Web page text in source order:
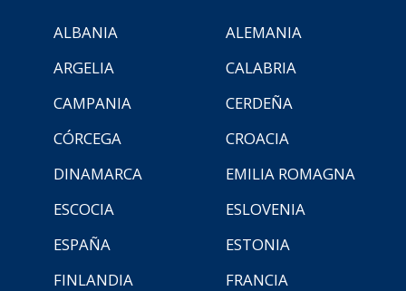
ALBANIA
ALEMANIA
ARGELIA
CALABRIA
CAMPANIA
CERDEÑA
CÓRCEGA
CROACIA
DINAMARCA
EMILIA ROMAGNA
ESCOCIA
ESLOVENIA
ESPAÑA
ESTONIA
FINLANDIA
FRANCIA